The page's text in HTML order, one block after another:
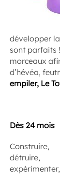
développer
sont parfaits
morceaux
d’hévéa,
empiler, Le
Dès 24 mois
Construire,
détruire,
expérimenter,